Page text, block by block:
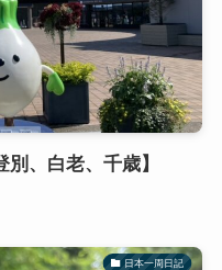
別、白老、千歳】
日本一周日記